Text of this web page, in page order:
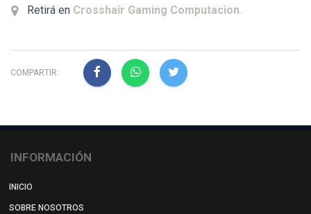
Retirá en Crosshair Gaming Computacion.
COMPARTIR:
INFORMACIÓN
INICIO
SOBRE NOSOTROS